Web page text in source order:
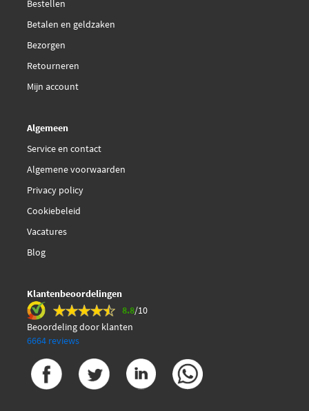
Van Wezel 17005356
Bestellen
Betalen en geldzaken
Bezorgen
Retourneren
Mijn account
Algemeen
Service en contact
Algemene voorwaarden
Privacy policy
Cookiebeleid
Vacatures
Blog
Klantenbeoordelingen
8.8/10
Beoordeling door klanten
6664 reviews